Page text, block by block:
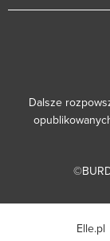
Dalsze
Elle.pl